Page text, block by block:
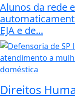
Alunos da rede
EJA e de...
Direitos